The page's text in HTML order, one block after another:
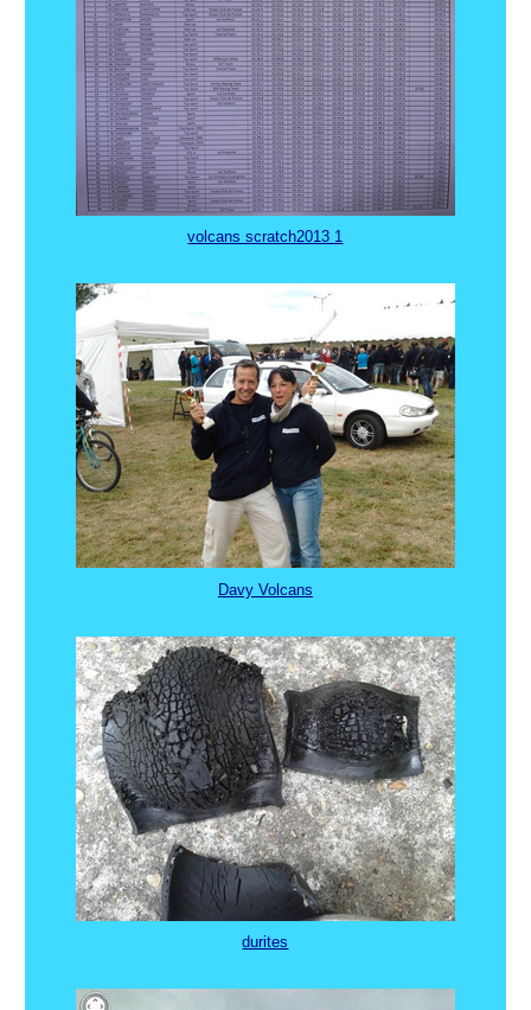
volcans scratch2013 1
Davy Volcans
durites